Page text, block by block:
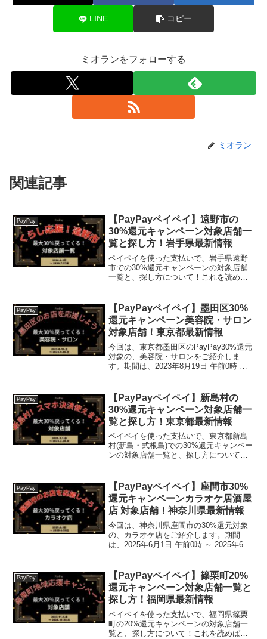
LINE コピー
ミオランをフォローする
ミオラン
関連記事
PayPay
【PayPayペイペイ】遠野市の
30%還元キャンペーン対象店舗一
覧と探し方！岩手県最新情報
ペイペイを使った支払いで、岩手県遠野
市での30%還元キャンペーンの対象店舗
一覧と、探し方について！これを読め
ン！」の、対象店舗と探し方がわかりま
す。ギフト仕...
PayPay
【PayPayペイペイ】墨田区30%
還元キャンペーン美容院・サロン
対象店舗！東京都最新情報
今回は、東京都墨田区のPayPay30%還元
対象の、美容院・サロンをご紹介しま
す。期間は、2023年8月19日 午前0時 ～
2023.9.30から短...
PayPay
【PayPayペイペイ】新島村の
30%還元キャンペーン対象店舗一
覧と探し方！東京都最新情報
ペイペイを使った支払いで、東京都新島
村(新島・式根島)での30%還元キャンペー
ンの対象店舗一覧と、探し方について！
大30％戻ってくるキャンペーン！第3
弾！」の、対象...
PayPay
【PayPayペイペイ】座間市30%
還元キャンペーンカラオケ居酒屋
店 対象店舗！神奈川県最新情報
今回は、神奈川県座間市の30%還元対象
の、カラオケ店をご紹介します。期間
は、2025年6月1日 午前0時 ～ 2025年6月
予約OK！最大10％ポイント還元...
PayPay
【PayPayペイペイ】篠栗町20%
還元キャンペーン対象店舗一覧と
探し方！福岡県最新情報
ペイペイを使った支払いで、福岡県篠栗
町の20%還元キャンペーンの対象店舗一
覧と、探し方について！これを読めば、